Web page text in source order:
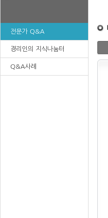
전문가 Q&A
경리인의 지식나눔터
Q&A사례